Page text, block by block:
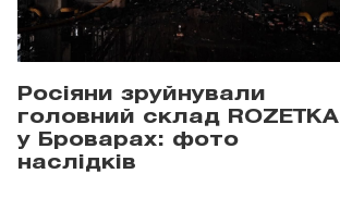
Росіяни зруйнували
головний склад ROZETKA
у Броварах: фото
наслідків